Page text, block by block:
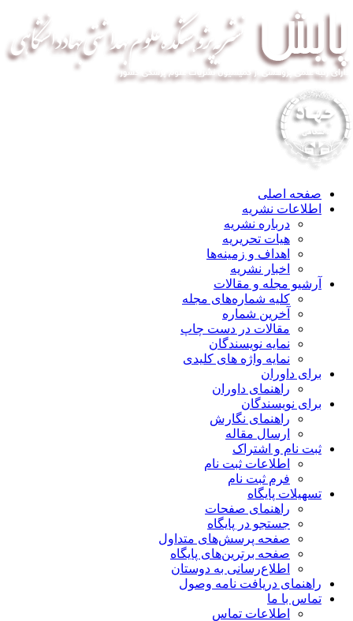
صفحه اصلی
اطلاعات نشریه
درباره نشریه
هیات تحریریه
اهداف و زمینه‌ها
اخبار نشریه
آرشیو مجله و مقالات
کلیه شماره‌های مجله
آخرین شماره
مقالات در دست چاپ
نمایه نویسندگان
نمایه واژه های کلیدی
برای داوران
راهنمای داوران
برای نویسندگان
راهنمای نگارش
ارسال مقاله
ثبت نام و اشتراک
اطلاعات ثبت نام
فرم ثبت نام
تسهیلات پایگاه
راهنمای صفحات
جستجو در پایگاه
صفحه پرسش‌های متداول
صفحه برترین‌های پایگاه
اطلاع‌رسانی به دوستان
راهنمای دریافت نامه وصول
تماس با ما
اطلاعات تماس